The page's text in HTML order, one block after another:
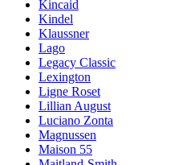
Kincaid
Kindel
Klaussner
Lago
Legacy Classic
Lexington
Ligne Roset
Lillian August
Luciano Zonta
Magnussen
Maison 55